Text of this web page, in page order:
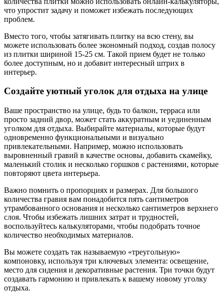
что упростит задачу и поможет избежать последующих
проблем.
Вместо того, чтобы затягивать плитку на всю стену, вы
можете использовать более экономный подход, создав полосу
из плитки шириной 15-25 см. Такой прием будет не только
более доступным, но и добавит интересный штрих в
интерьер.
Создайте уютный уголок для отдыха на улице
Ваше пространство на улице, будь то балкон, терраса или
просто задний двор, может стать аккуратным и уединенным
уголком для отдыха. Выбирайте материалы, которые будут
одновременно функциональными и визуально
привлекательными. Например, можно использовать
выровненный гравий в качестве основы, добавить скамейку,
маленький столик и несколько горшков с растениями, которые
повторяют цвета интерьера.
Важно помнить о пропорциях и размерах. Для большого
количества гравия вам понадобится пять сантиметров
утрамбованного основания и несколько сантиметров верхнего
слоя. Чтобы избежать лишних затрат и трудностей,
воспользуйтесь калькуляторами, чтобы подобрать точное
количество необходимых материалов.
Вы можете создать так называемую «треугольную»
компоновку, используя три ключевых элемента: освещение,
место для сидения и декоративные растения. Три точки будут
создавать гармонию и привлекать к вашему новому уголку
отдыха.